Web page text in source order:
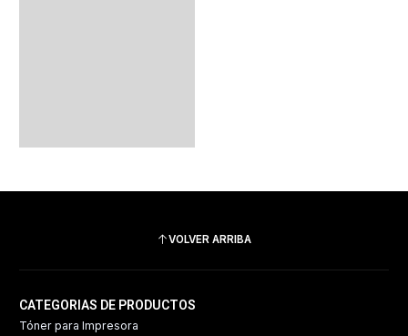
VOLVER ARRIBA
CATEGORIAS DE PRODUCTOS
Tóner para Impresora